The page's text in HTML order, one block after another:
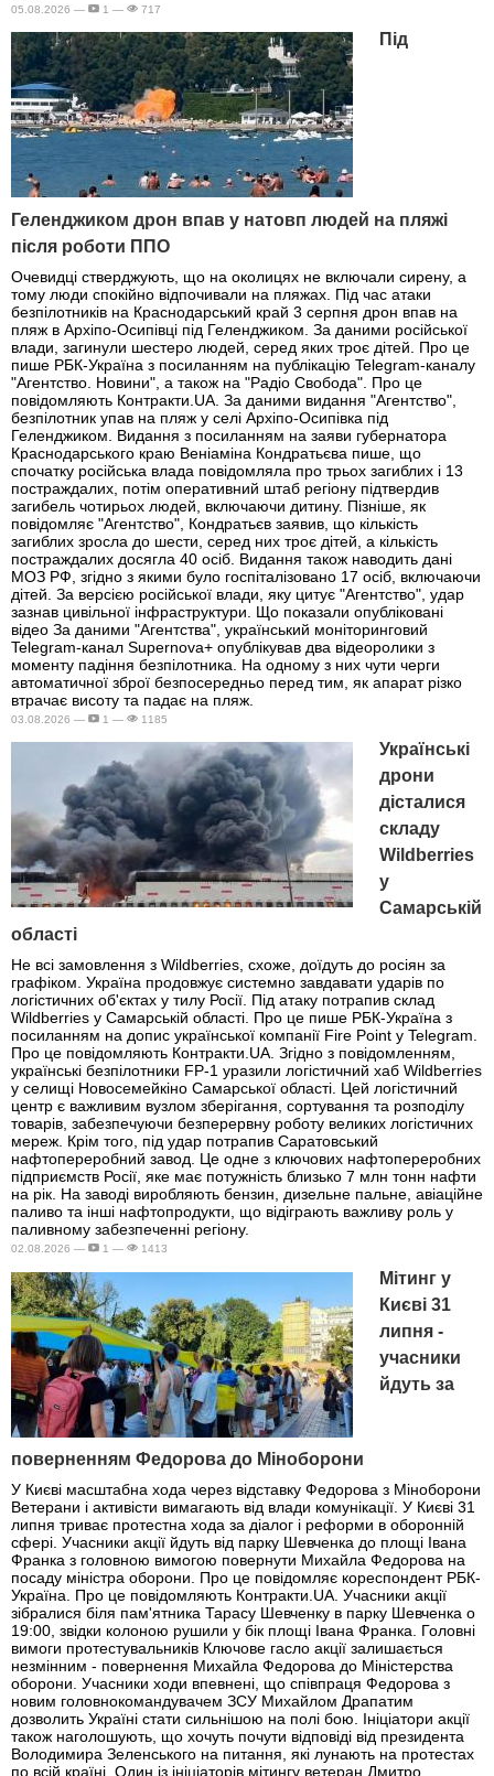
05.08.2026 — 1 — 717
Під
Геленджиком дрон впав у натовп людей на пляжі
після роботи ППО
Очевидці стверджують, що на околицях не включали сирену, а
тому люди спокійно відпочивали на пляжах. Під час атаки
безпілотників на Краснодарський край 3 серпня дрон впав на
пляж в Архіпо-Осипівці під Геленджиком. За даними російської
влади, загинули шестеро людей, серед яких троє дітей. Про це
пише РБК-Україна з посиланням на публікацію Telegram-каналу
"Агентство. Новини", а також на "Радіо Свобода". Про це
повідомляють Контракти.UA. За даними видання "Агентство",
безпілотник упав на пляж у селі Архіпо-Осипівка під
Геленджиком. Видання з посиланням на заяви губернатора
Краснодарського краю Веніаміна Кондратьєва пише, що
спочатку російська влада повідомляла про трьох загиблих і 13
постраждалих, потім оперативний штаб регіону підтвердив
загибель чотирьох людей, включаючи дитину. Пізніше, як
повідомляє "Агентство", Кондратьєв заявив, що кількість
загиблих зросла до шести, серед них троє дітей, а кількість
постраждалих досягла 40 осіб. Видання також наводить дані
МОЗ РФ, згідно з якими було госпіталізовано 17 осіб, включаючи
дітей. За версією російської влади, яку цитує "Агентство", удар
зазнав цивільної інфраструктури. Що показали опубліковані
відео За даними "Агентства", український моніторинговий
Telegram-канал Supernova+ опублікував два відеоролики з
моменту падіння безпілотника. На одному з них чути черги
автоматичної зброї безпосередньо перед тим, як апарат різко
втрачає висоту та падає на пляж.
03.08.2026 — 1 — 1185
Українські
дрони
дісталися
складу
Wildberries
у
Самарській
області
Не всі замовлення з Wildberries, схоже, доїдуть до росіян за
графіком. Україна продовжує системно завдавати ударів по
логістичних об'єктах у тилу Росії. Під атаку потрапив склад
Wildberries у Самарській області. Про це пише РБК-Україна з
посиланням на допис української компанії Fire Point у Telegram.
Про це повідомляють Контракти.UA. Згідно з повідомленням,
українські безпілотники FP-1 уразили логістичний хаб Wildberries
у селищі Новосемейкіно Самарської області. Цей логістичний
центр є важливим вузлом зберігання, сортування та розподілу
товарів, забезпечуючи безперервну роботу великих логістичних
мереж. Крім того, під удар потрапив Саратовський
нафтопереробний завод. Це одне з ключових нафтопереробних
підприємств Росії, яке має потужність близько 7 млн тонн нафти
на рік. На заводі виробляють бензин, дизельне пальне, авіаційне
паливо та інші нафтопродукти, що відіграють важливу роль у
паливному забезпеченні регіону.
02.08.2026 — 1 — 1413
Мітинг у
Києві 31
липня -
учасники
йдуть за
поверненням Федорова до Міноборони
У Києві масштабна хода через відставку Федорова з Міноборони
Ветерани і активісти вимагають від влади комунікації. У Києві 31
липня триває протестна хода за діалог і реформи в оборонній
сфері. Учасники акції йдуть від парку Шевченка до площі Івана
Франка з головною вимогою повернути Михайла Федорова на
посаду міністра оборони. Про це повідомляє кореспондент РБК-
Україна. Про це повідомляють Контракти.UA. Учасники акції
зібралися біля пам'ятника Тарасу Шевченку в парку Шевченка о
19:00, звідки колоною рушили у бік площі Івана Франка. Головні
вимоги протестувальників Ключове гасло акції залишається
незмінним - повернення Михайла Федорова до Міністерства
оборони. Учасники ходи впевнені, що співпраця Федорова з
новим головнокомандувачем ЗСУ Михайлом Драпатим
дозволить Україні стати сильнішою на полі бою. Ініціатори акції
також наголошують, що хочуть почути відповіді від президента
Володимира Зеленського на питання, які лунають на протестах
по всій країні. Один із ініціаторів мітингу ветеран Дмитро